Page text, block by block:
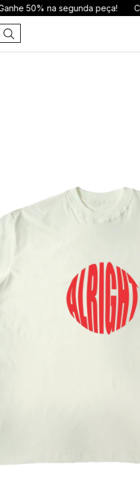
na segunda peça! CUPOM